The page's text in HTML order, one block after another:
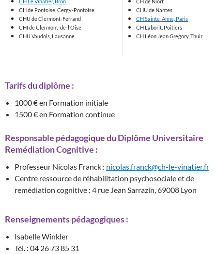
CH de Pontoise, Cergy-Pontoise
CHU de Clermont-Ferrand
CHI de Clermont-de-l’Oise
CHU Vaudois, Lausanne
CHU de Nantes
CH Sainte-Anne, Paris
CH Laborit, Poitiers
CH Léon Jean Gregory, Thuir
Tarifs du diplôme :
1000 € en Formation initiale
1500 € en Formation continue
Responsable pédagogique du Diplôme Universitaire
Remédiation Cognitive :
Professeur Nicolas Franck : nicolas.franck@ch-le-vinatier.fr
Centre ressource de réhabilitation psychosociale et de
remédiation cognitive : 4 rue Jean Sarrazin, 69008 Lyon
Renseignements pédagogiques :
Isabelle Winkler
Tél. : 04 26 73 85 31